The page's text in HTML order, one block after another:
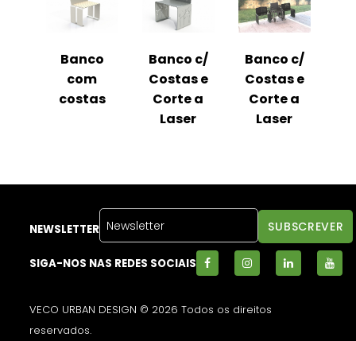
Banco
com
costas
Banco c/
Costas e
Corte a
Laser
Banco c/
Costas e
Corte a
Laser
NEWSLETTER
SIGA-NOS NAS REDES SOCIAIS
VECO URBAN DESIGN © 2026 Todos os direitos
reservados.